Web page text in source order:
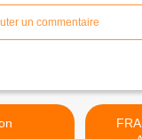
un commentaire